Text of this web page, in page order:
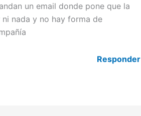
un email donde pone que la
nada y no hay forma de
Responder